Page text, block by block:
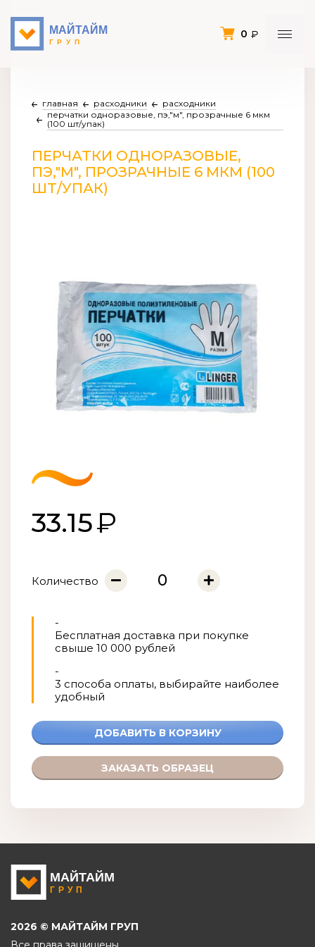
0
главная расходники
расходники
перчатки одноразовые, пэ,"м", прозрачные 6 мкм
(100 шт/упак)
ПЕРЧАТКИ ОДНОРАЗОВЫЕ,
ПЭ,"М", ПРОЗРАЧНЫЕ 6 МКМ (100
ШТ/УПАК)
33.15
Количество
-
Бесплатная доставка при покупке
свыше 10 000 рублей
-
3 способа оплаты, выбирайте наиболее
удобный
2026 © МАЙТАЙМ ГРУП